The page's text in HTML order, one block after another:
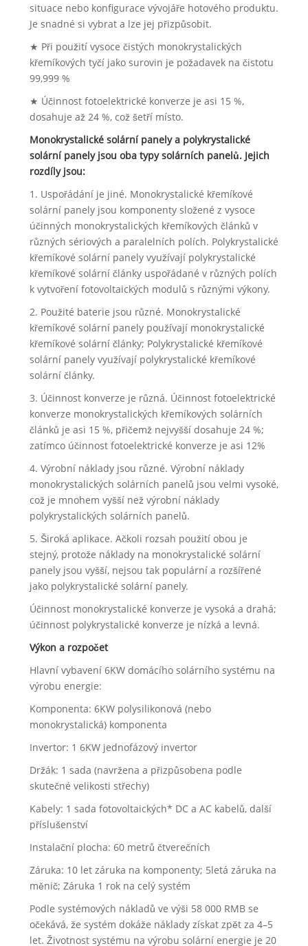
situace nebo konfigurace vývojáře hotového produktu.
Je snadné si vybrat a lze jej přizpůsobit.
★ Při použití vysoce čistých monokrystalických
křemíkových tyčí jako surovin je požadavek na čistotu
99,999 %
★ Účinnost fotoelektrické konverze je asi 15 %,
dosahuje až 24 %, což šetří místo.
Monokrystalické solární panely a polykrystalické
solární panely jsou oba typy solárních panelů. Jejich
rozdíly jsou:
1. Uspořádání je jiné. Monokrystalické křemíkové
solární panely jsou komponenty složené z vysoce
účinných monokrystalických křemíkových článků v
různých sériových a paralelních polích. Polykrystalické
křemíkové solární panely využívají polykrystalické
křemíkové solární články uspořádané v různých polích
k vytvoření fotovoltaických modulů s různými výkony.
2. Použité baterie jsou různé. Monokrystalické
křemíkové solární panely používají monokrystalické
křemíkové solární články; Polykrystalické křemíkové
solární panely využívají polykrystalické křemíkové
solární články.
3. Účinnost konverze je různá. Účinnost fotoelektrické
konverze monokrystalických křemíkových solárních
článků je asi 15 %, přičemž nejvyšší dosahuje 24 %;
zatímco účinnost fotoelektrické konverze je asi 12%
4. Výrobní náklady jsou různé. Výrobní náklady
monokrystalických solárních panelů jsou velmi vysoké,
což je mnohem vyšší než výrobní náklady
polykrystalických solárních panelů.
5. Široká aplikace. Ačkoli rozsah použití obou je
stejný, protože náklady na monokrystalické solární
panely jsou vyšší, nejsou tak populární a rozšířené
jako polykrystalické solární panely.
Účinnost monokrystalické konverze je vysoká a drahá;
účinnost polykrystalické konverze je nízká a levná.
Výkon a rozpočet
Hlavní vybavení 6KW domácího solárního systému na
výrobu energie:
Komponenta: 6KW polysilikonová (nebo
monokrystalická) komponenta
Invertor: 1 6KW jednofázový invertor
Držák: 1 sada (navržena a přizpůsobena podle
skutečné velikosti střechy)
Kabely: 1 sada fotovoltaických* DC a AC kabelů, další
příslušenství
Instalační plocha: 60 metrů čtverečních
Záruka: 10 let záruka na komponenty; 5letá záruka na
měnič; Záruka 1 rok na celý systém
Podle systémových nákladů ve výši 58 000 RMB se
očekává, že systém dokáže náklady získat zpět za 4–5
let. Životnost systému na výrobu solární energie je 20